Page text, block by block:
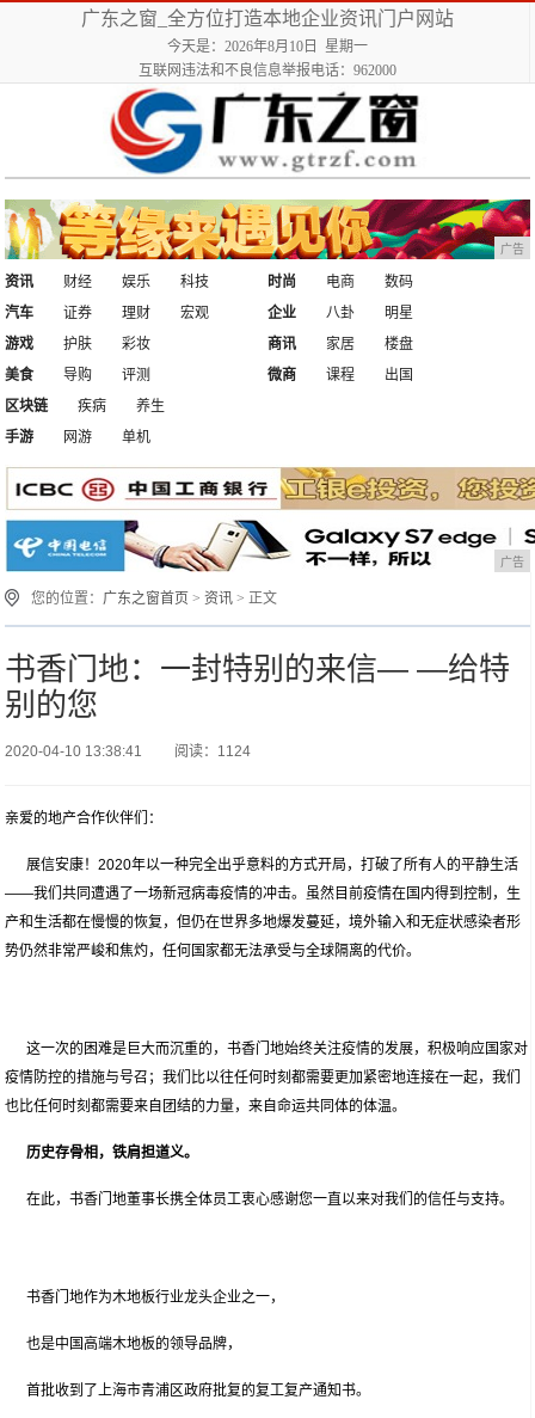
广东之窗_全方位打造本地企业资讯门户网站
今天是：2026年8月10日 星期一
互联网违法和不良信息举报电话：962000
广告
资讯 财经 娱乐
科技
汽车
证券 理财 宏观
时尚 电商
数码
企业
八卦
明星
游戏
护肤
彩妆
美食
导购 评测
商讯 家居
楼盘
微商
课程
出国
区块链
疾病
养生
手游
网游 单机
广告
您的位置： 广东之窗首页 >资讯 > 正文
书香门地：一封特别的来信— —给特
别的您
2020-04-10 13:38:41 阅读：1124
亲爱的地产合作伙伴们：
展信安康！2020年以一种完全出乎意料的方式开局，打破了所有人的平静生活
——我们共同遭遇了一场新冠病毒疫情的冲击。虽然目前疫情在国内得到控制，生
产和生活都在慢慢的恢复，但仍在世界多地爆发蔓延，境外输入和无症状感染者形
势仍然非常严峻和焦灼，任何国家都无法承受与全球隔离的代价。
这一次的困难是巨大而沉重的，书香门地始终关注疫情的发展，积极响应国家对
疫情防控的措施与号召；我们比以往任何时刻都需要更加紧密地连接在一起，我们
也比任何时刻都需要来自团结的力量，来自命运共同体的体温。
历史存骨相，铁肩担道义。
在此，书香门地董事长携全体员工衷心感谢您一直以来对我们的信任与支持。
书香门地作为木地板行业龙头企业之一，
也是中国高端木地板的领导品牌，
首批收到了上海市青浦区政府批复的复工复产通知书。